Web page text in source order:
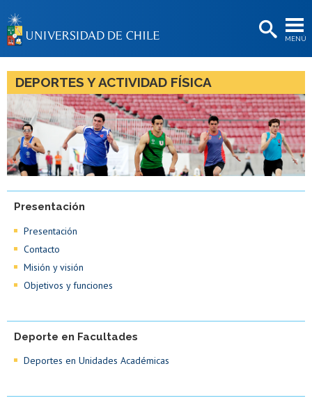
MENÚ
BIBLIOTECAS
LA UNIVERSIDAD
Postulantes
Estudiantes
Académicas/os
DEPORTES Y ACTIVIDAD FÍSICA
Presentación
Presentación
Contacto
Misión y visión
Objetivos y funciones
Deporte en Facultades
Deportes en Unidades Académicas